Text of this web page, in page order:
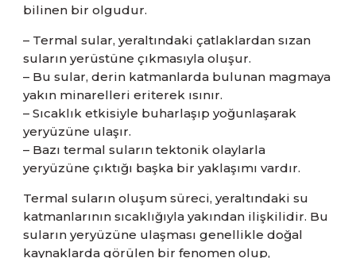
bilinen bir olgudur.
– Termal sular, yeraltındaki çatlaklardan sızan
suların yerüstüne çıkmasıyla oluşur.
– Bu sular, derin katmanlarda bulunan magmaya
yakın minarelleri eriterek ısınır.
– Sıcaklık etkisiyle buharlaşıp yoğunlaşarak
yeryüzüne ulaşır.
– Bazı termal suların tektonik olaylarla
yeryüzüne çıktığı başka bir yaklaşımı vardır.
Termal suların oluşum süreci, yeraltındaki su
katmanlarının sıcaklığıyla yakından ilişkilidir. Bu
suların yeryüzüne ulaşması genellikle doğal
kaynaklarda görülen bir fenomen olup,